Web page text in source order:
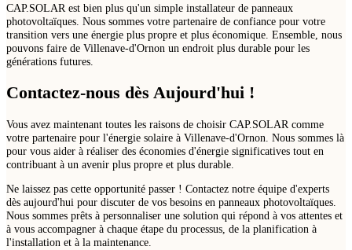
CAP.SOLAR est bien plus qu'un simple installateur de panneaux
photovoltaïques. Nous sommes votre partenaire de confiance pour votre
transition vers une énergie plus propre et plus économique. Ensemble, nous
pouvons faire de Villenave-d'Ornon un endroit plus durable pour les
générations futures.
Contactez-nous dès Aujourd'hui !
Vous avez maintenant toutes les raisons de choisir CAP.SOLAR comme
votre partenaire pour l'énergie solaire à Villenave-d'Ornon. Nous sommes là
pour vous aider à réaliser des économies d'énergie significatives tout en
contribuant à un avenir plus propre et plus durable.
Ne laissez pas cette opportunité passer ! Contactez notre équipe d'experts
dès aujourd'hui pour discuter de vos besoins en panneaux photovoltaïques.
Nous sommes prêts à personnaliser une solution qui répond à vos attentes et
à vous accompagner à chaque étape du processus, de la planification à
l'installation et à la maintenance.